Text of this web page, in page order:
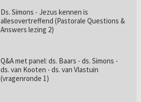
Ds. Simons - Jezus kennen is
allesovertreffend (Pastorale Questions &
Answers lezing 2)
Q&A met panel: ds. Baars - ds. Simons -
ds. van Kooten - ds. van Vlastuin
(vragenronde 1)